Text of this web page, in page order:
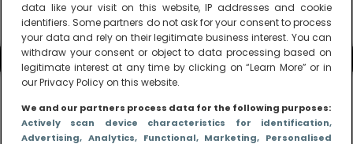
data like your visit on this website, IP addresses and cookie
identifiers. Some partners do not ask for your consent to process
your data and rely on their legitimate business interest. You can
withdraw your consent or object to data processing based on
legitimate interest at any time by clicking on “Learn More” or in
our Privacy Policy on this website.
We and our partners process data for the following purposes:
Actively scan device characteristics for identification,
Advertising, Analytics, Functional, Marketing, Personalised